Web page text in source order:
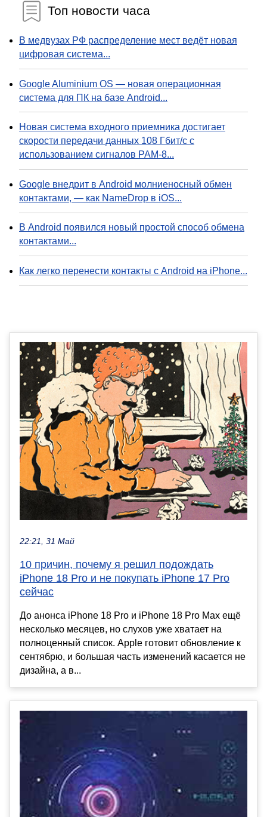
Топ новости часа
В медвузах РФ распределение мест ведёт новая
цифровая система...
Google Aluminium OS — новая операционная
система для ПК на базе Android...
Новая система входного приемника достигает
скорости передачи данных 108 Гбит/с с
использованием сигналов PAM-8...
Google внедрит в Android молниеносный обмен
контактами, — как NameDrop в iOS...
В Android появился новый простой способ обмена
контактами...
Как легко перенести контакты с Android на iPhone...
22:21, 31 Май
10 причин, почему я решил подождать
iPhone 18 Pro и не покупать iPhone 17 Pro
сейчас
До анонса iPhone 18 Pro и iPhone 18 Pro Max ещё
несколько месяцев, но слухов уже хватает на
полноценный список. Apple готовит обновление к
сентябрю, и большая часть изменений касается не
дизайна, а в...